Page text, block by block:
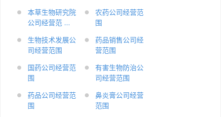
本草生物研究院
公司经营范 ...
农药公司经营范
围
生物技术发展公
司经营范围
药品销售公司经
营范围
国药公司经营范
围
有害生物防治公
司经营范围
药品公司经营范
围
鼻炎膏公司经营
范围